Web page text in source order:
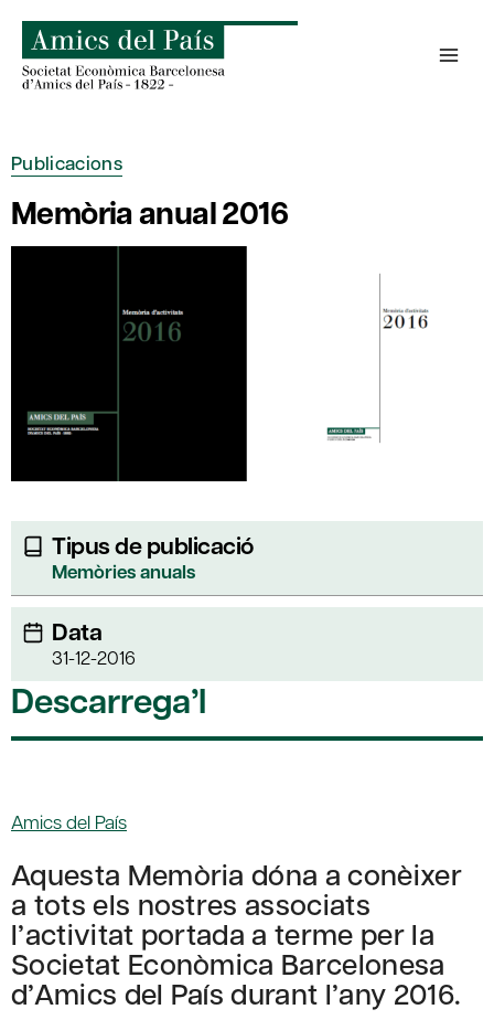
content
Publicacions
Memòria anual 2016
Tipus de publicació
Memòries anuals
Data
31-12-2016
Descarrega’l
Amics del País
Aquesta Memòria dóna a conèixer
a tots els nostres associats
l’activitat portada a terme per la
Societat Econòmica Barcelonesa
d’Amics del País durant l’any 2016.